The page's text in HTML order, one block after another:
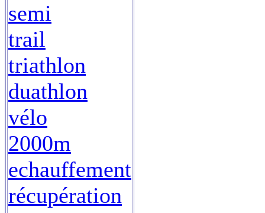
semi
trail
triathlon
duathlon
vélo
2000m
echauffement
récupération